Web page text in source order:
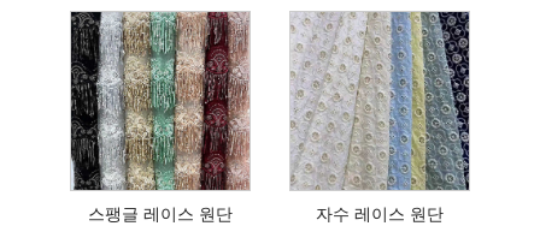
스팽글 레이스 원단 자수 레이스 원단